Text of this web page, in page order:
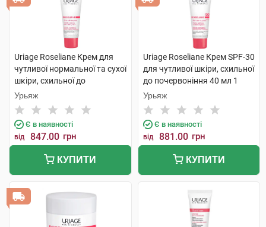
Uriage Roseliane Крем для
чутливої нормальної та сухої
шкіри, схильної до
почервоніння 40 мл 1 туба
Урьяж
Є в наявності
від 847.00 грн
КУПИТИ
Uriage Roseliane Крем SPF-30
для чутливої шкіри, схильної
до почервоніння 40 мл 1
туба
Урьяж
Є в наявності
від 881.00 грн
КУПИТИ